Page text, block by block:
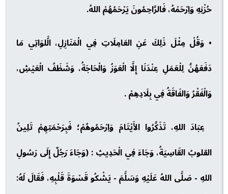
حُزْنِهِ وَاِرْحَمْهُ، فَالرَّاحِمُونَ يَرْحَمُهُمْ اللهُ.
• وَقُلْ مِثْلَ ذَلِكَ عَنِ العَامِلَاتِ فِي الْمَنَازِلِ، الَّلوَاتِي مَا
دَفَعَهُنَّ لِلْعَمَلِ عِنْدَنَا إِلَّا الْعَوَزُ وَالْحَاجَةُ، وَشَظَفُ الْعَيْشِ،
وَالْفَقْرُ وَالفَاقَةُ فِي بِلَادِهِمْ .
عِبَادَ اللهِ، تَذَكَّرُوا الأَيْتَامَ وَاِرْحَمُوهُمْ؛ فَبِرَحْمَتِهِمْ تَلِينُ
القلوبُ القَاسِيَةُ، وَجَاءَ فِي الْحَدِيثِ : (وَجَاءَ رَجُلٌ إِلَى رَسُولِ
اللهِ - صَلَّى اللهُ عَلَيْهِ وَسَلَّمَ - يَشْكُو قَسْوَةَ قَلْبِهِ، فَقَالَ لَهُ: